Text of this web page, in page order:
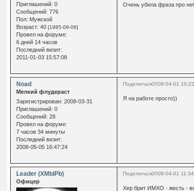
Приглашений: 0
Сообщений: 776
Пол: Мужской
Возраст: 40[1985-09-06]
Провел на форуме:
6 дней 14 часов
Последний визит:
2011-01-03 15:57:08
Очень убила фраза про
Поделиться2008-04-01
Noad
Мелкий флудераст
Зарегистрирован: 2008-03-31
Приглашений: 0
Сообщений: 28
Провел на форуме:
7 часов 34 минуты
Последний визит:
2008-05-05 16:47:24
Я на работе просто))
Поделиться2008-04-01
Leader (XMblPb)
Офицер
Хер брит ИМХО - жесть -